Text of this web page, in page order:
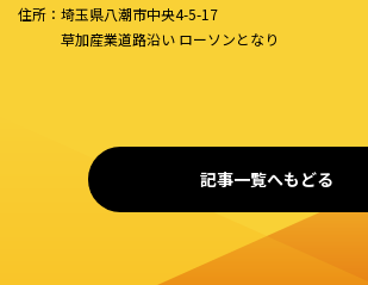
住所：埼玉県八潮市中央4-5-17
草加産業道路沿い ローソンとなり
記事一覧へもどる